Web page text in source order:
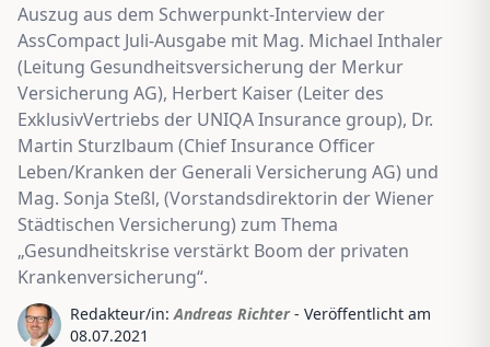
Auszug aus dem Schwerpunkt-Interview der
AssCompact Juli-Ausgabe mit Mag. Michael Inthaler
(Leitung Gesundheitsversicherung der Merkur
Versicherung AG), Herbert Kaiser (Leiter des
ExklusivVertriebs der UNIQA Insurance group), Dr.
Martin Sturzlbaum (Chief Insurance Officer
Leben/Kranken der Generali Versicherung AG) und
Mag. Sonja Steßl, (Vorstandsdirektorin der Wiener
Städtischen Versicherung) zum Thema
„Gesundheitskrise verstärkt Boom der privaten
Krankenversicherung“.
Redakteur/in: Andreas Richter - Veröffentlicht am
08.07.2021